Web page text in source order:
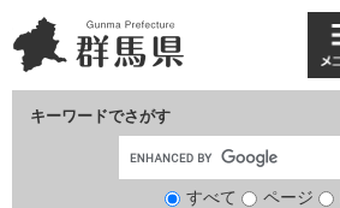
ー
ジ
ニ
ュ
キーワードでさがす
検
すべて ページ
メ
ニ
ー